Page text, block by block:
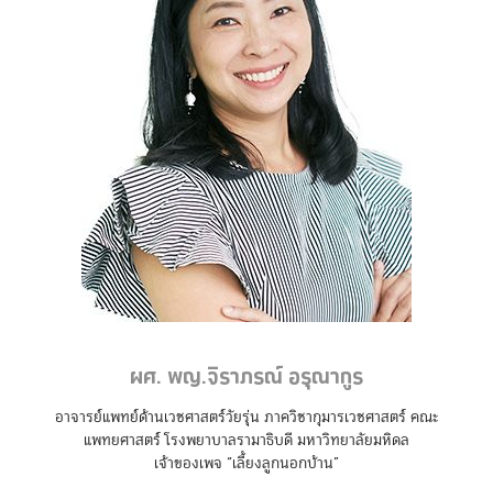
ผศ. พญ.จิราภรณ์ อรุณากูร
อาจารย์แพทย์ด้านเวชศาสตร์วัยรุ่น ภาควิชากุมารเวชศาสตร์ คณะ
แพทยศาสตร์ โรงพยาบาลรามาธิบดี มหาวิทยาลัยมหิดล
เจ้าของเพจ “เลี้ยงลูกนอกบ้าน”